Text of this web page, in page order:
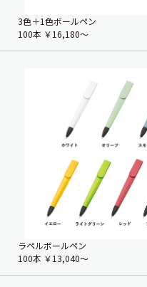
3色＋1色ボールペン
100本 ￥16,180〜
ラペルボールペン
100本 ￥13,040〜